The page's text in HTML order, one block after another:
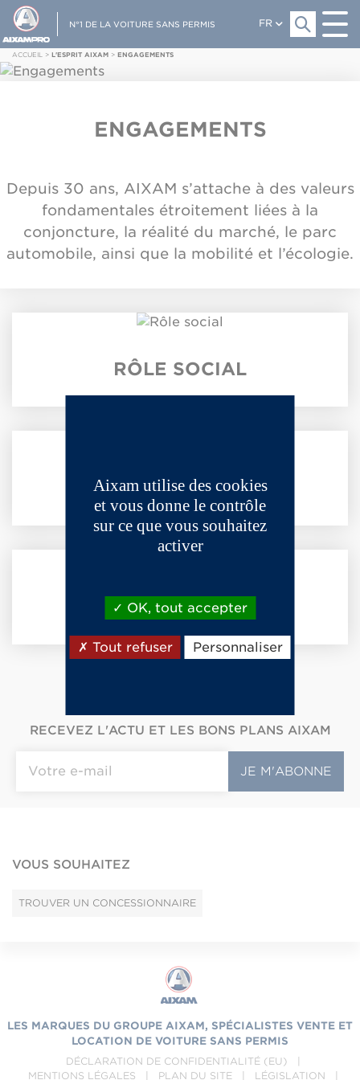
N°1 DE LA VOITURE SANS PERMIS FR
ACCUEIL > L'ESPRIT AIXAM > ENGAGEMENTS
ENGAGEMENTS
Depuis 30 ans, AIXAM s’attache à des valeurs
fondamentales étroitement liées à la
conjoncture, la réalité du marché, le parc
automobile, ainsi que la mobilité et l’écologie.
RÔLE SOCIAL
SÉCURITÉ
ENVIRONNEMENT
RECEVEZ L'ACTU ET LES BONS PLANS AIXAM
VOUS SOUHAITEZ
TROUVER UN CONCESSIONNAIRE
LES MARQUES DU GROUPE AIXAM, SPÉCIALISTES VENTE ET
LOCATION DE VOITURE SANS PERMIS
DÉCLARATION DE CONFIDENTIALITÉ (EU)
|
MENTIONS LÉGALES
| PLAN DU SITE | LÉGISLATION |
Aixam utilise des cookies
et vous donne le contrôle
sur ce que vous souhaitez
activer
OK, tout accepter
Tout refuser Personnaliser